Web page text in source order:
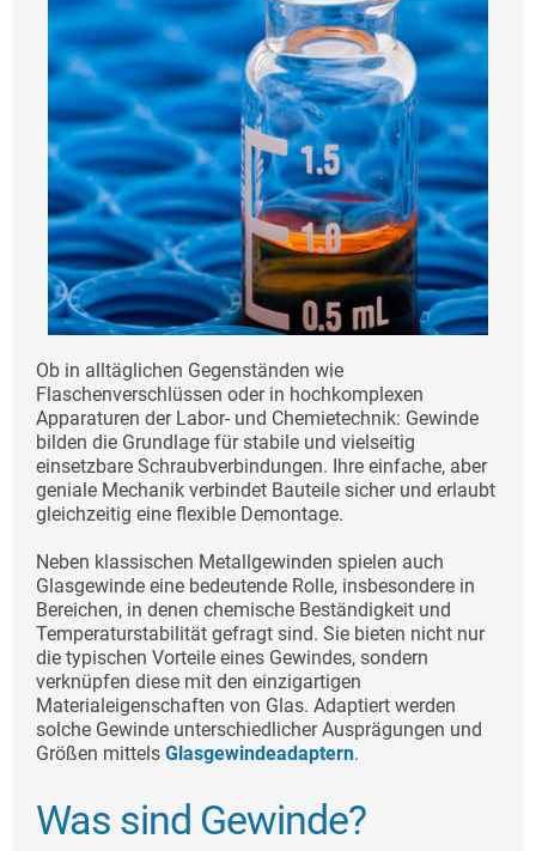
Ob in alltäglichen Gegenständen wie
Flaschenverschlüssen oder in hochkomplexen
Apparaturen der Labor- und Chemietechnik: Gewinde
bilden die Grundlage für stabile und vielseitig
einsetzbare Schraubverbindungen. Ihre einfache, aber
geniale Mechanik verbindet Bauteile sicher und erlaubt
gleichzeitig eine flexible Demontage.
Neben klassischen Metallgewinden spielen auch
Glasgewinde eine bedeutende Rolle, insbesondere in
Bereichen, in denen chemische Beständigkeit und
Temperaturstabilität gefragt sind. Sie bieten nicht nur
die typischen Vorteile eines Gewindes, sondern
verknüpfen diese mit den einzigartigen
Materialeigenschaften von Glas. Adaptiert werden
solche Gewinde unterschiedlicher Ausprägungen und
Größen mittels Glasgewindeadaptern.
Was sind Gewinde?